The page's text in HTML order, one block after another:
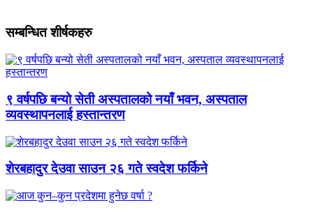
सम्बन्धित शीर्षकहरु
९ वर्षपछि बन्यो सेती अस्पतालको नयाँ भवन, अस्पताल
व्यवस्थापनलाई हस्तान्तरण
शेरबहादुर देउवा साउन २६ गते स्वदेश फर्किने